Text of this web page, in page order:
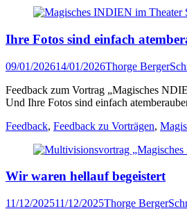
Ihre Fotos sind einfach
Veröffentlicht
09/01/202614/01/2026Author
Thorge Berger
Feedback zum Vortrag „Magisches
Und Ihre Fotos sind einfach
Kategorien
Feedback, Feedback zu Vorträgen,
Wir waren hellauf begeistert
Veröffentlicht
11/12/202511/12/2025Author
Thorge Berger